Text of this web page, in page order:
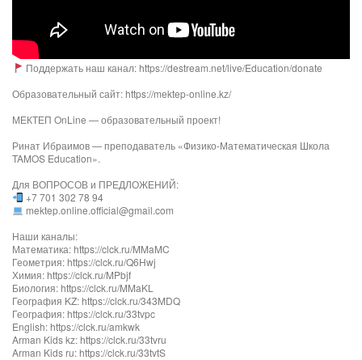
Поддержать наш канал: https://destream.net/live/Education/donate
Образовательный сайт: https://mektep-online.kz/
МЕКТЕП OnLine — образовательный проект!
Ринат Ибраимов — преподаватель «Физико-Математическая Школа
TAMOS Education».
Для ВОПРОСОВ и ПРЕДЛОЖЕНИЙ:
+7 701 302 78 94
mektep.online.official@gmail.com
Наши каналы:
Математика: https://clck.ru/MMaMC
Геометрия: https://clck.ru/Q6Hwj
Химия: https://clck.ru/MPbjf​
Биология: https://clck.ru/MMaKL​​​​​​
География KZ: https://clck.ru/343MDQ
География: https://clck.ru/33tvpc
English: https://clck.ru/amkwk
Arman Kids kz: https://clck.ru/33tvru
Arman Kids ru: https://clck.ru/33tvtS